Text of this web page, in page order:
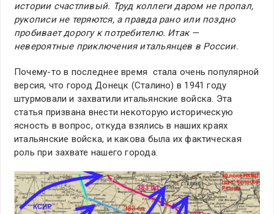
истории счастливый. Труд коллеги даром не пропал,
рукописи не теряются, а правда рано или поздно
пробивает дорогу к потребителю. Итак —
невероятные приключения итальянцев в России.
Почему-то в последнее время стала очень популярной
версия, что город Донецк (Сталино) в 1941 году
штурмовали и захватили итальянские войска. Эта
статья призвана внести некоторую историческую
ясность в вопрос, откуда взялись в наших краях
итальянские войска, и какова была их фактическая
роль при захвате нашего города.